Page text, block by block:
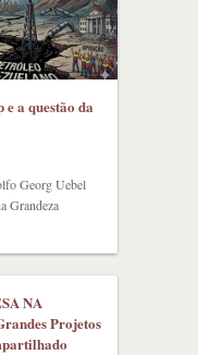
a questão da
Georg Uebel
Grandeza
NA
Projetos